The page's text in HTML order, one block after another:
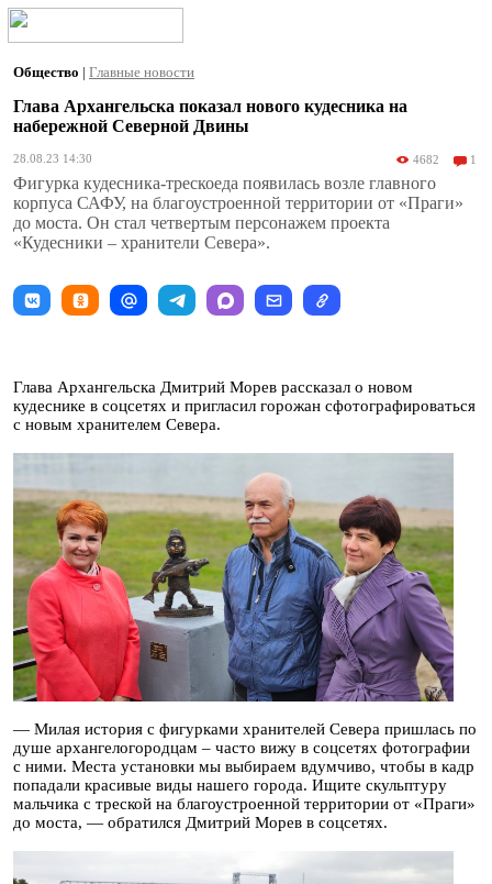
Общество | Главные новости
Глава Архангельска показал нового кудесника на
набережной Северной Двины
28.08.23 14:30 4682 1
Фигурка кудесника-трескоеда появилась возле главного
корпуса САФУ, на благоустроенной территории от «Праги»
до моста. Он стал четвертым персонажем проекта
«Кудесники – хранители Севера».
Глава Архангельска Дмитрий Морев рассказал о новом
кудеснике в соцсетях и пригласил горожан сфотографироваться
с новым хранителем Севера.
— Милая история с фигурками хранителей Севера пришлась по
душе архангелогородцам – часто вижу в соцсетях фотографии
с ними. Места установки мы выбираем вдумчиво, чтобы в кадр
попадали красивые виды нашего города. Ищите скульптуру
мальчика с треской на благоустроенной территории от «Праги»
до моста, — обратился Дмитрий Морев в соцсетях.